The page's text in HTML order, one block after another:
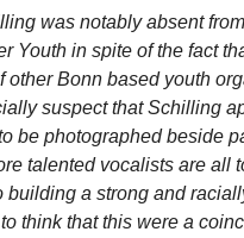
was notably absent
Youth in spite of the fact
other Bonn based youth
suspect that Schilling
be photographed beside
talented vocalists are all
building a strong and
think that this were a